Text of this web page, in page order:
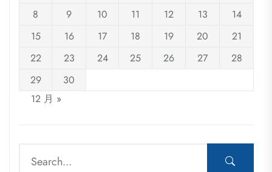
8
9 10 11 12 13
14
15
16 17 18 19 20
21
22
23 24 25 26 27
28
29
30
12 月 »